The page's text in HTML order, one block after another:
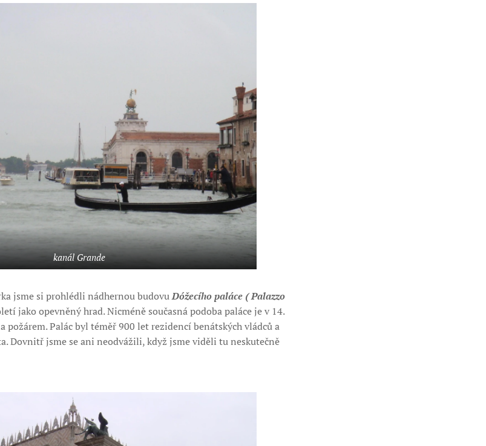
kanál Grande
jsme si prohlédli nádhernou budovuDóžecího paláce ( Palazzo
jako opevněný hrad. Nicméně současná podoba paláce je v 14.
Palác byl téměř 900 let rezidencí benátských vládců a
Dovnitř jsme se ani neodvážili, když jsme viděli tu neskutečně